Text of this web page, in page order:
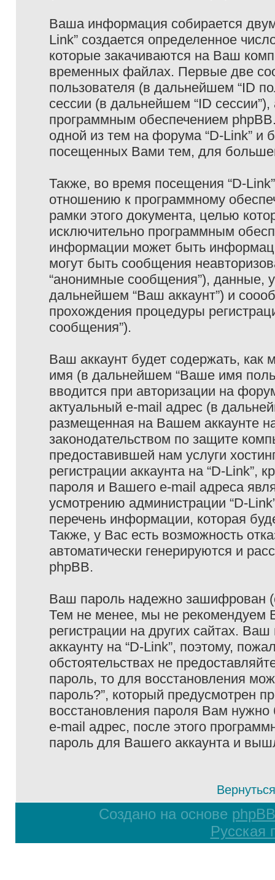
Ваша информация собирается
Link” создается определенное
которые закачиваются на Ваш
временных файлах. Первые две
пользователя (в дальнейшем “ID
сессии (в дальнейшем “ID
программным обеспечением
одной из тем на форума “D-Link” и
посещенных Вами тем, для
Также, во время посещения “D-
отношению к программному
рамки этого документа, целью
исключительно программным
информации может быть
могут быть сообщения
“анонимные сообщения”), данные,
дальнейшем “Ваш аккаунт”) и
прохождения процедуры
сообщения”).
Ваш аккаунт будет содержать,
имя (в дальнейшем “Ваше имя
вводится при авторизации на
актуальный e-mail адрес (в
размещенная на Вашем аккаунте
законодательством по защите
предоставившей нам услуги
регистрации аккаунта на “D-
пароля и Вашего e-mail адреса
усмотрению администрации “D-
перечень информации, которая
Также, у Вас есть возможность
автоматически генерируются и
phpBB.
Ваш пароль надежно зашифрован
Тем не менее, мы не рекомендуем
регистрации на других сайтах.
аккаунту на “D-Link”, поэтому,
обстоятельствах не
пароль, то для восстановления
пароль?”, который предусмотрен
восстановления пароля Вам
e-mail адрес, после этого
пароль для Вашего аккаунта и
Создано на основе phpBB
Русская